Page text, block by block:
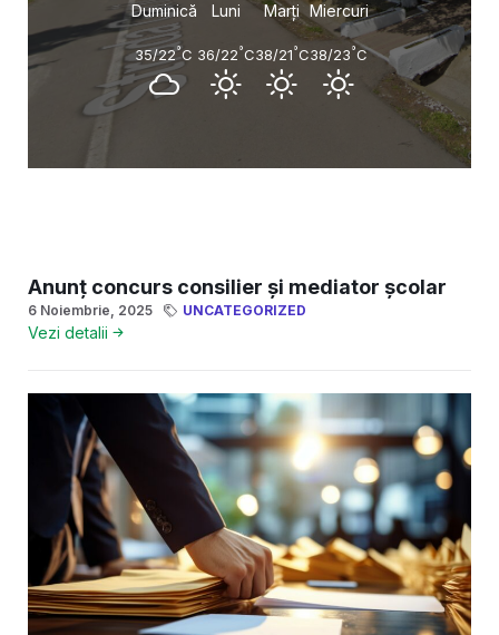
Duminică
35/22°C
Luni
36/22°C
Marți
38/21°C
Miercuri
38/23°C
Anunț concurs consilier și mediator școlar
6 Noiembrie, 2025 UNCATEGORIZED
Vezi detalii